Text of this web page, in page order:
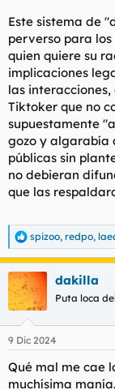
Este sistema de
perverso para
quien quiere su
implicaciones
las
Tiktoker que no
supuestamente
gozo y algarabía
públicas sin
no debieran
que las
R
e
c
c
i
e
:
spizoo, redpo,
dakilla
Puta loca
9 Dic 2024
Qué mal me cae
muchísima